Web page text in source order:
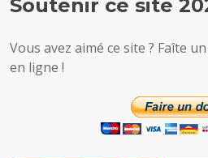
Soutenir ce site
Vous avez aimé ce site ? Faîte un
en ligne !